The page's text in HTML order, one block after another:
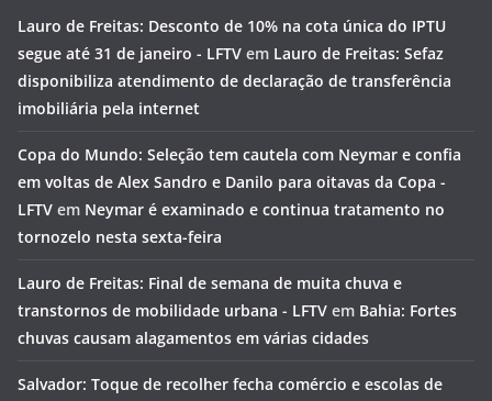
Lauro de Freitas: Desconto de 10% na cota única do IPTU
segue até 31 de janeiro - LFTV em Lauro de Freitas: Sefaz
disponibiliza atendimento de declaração de transferência
imobiliária pela internet
Copa do Mundo: Seleção tem cautela com Neymar e confia
em voltas de Alex Sandro e Danilo para oitavas da Copa -
LFTV em Neymar é examinado e continua tratamento no
tornozelo nesta sexta-feira
Lauro de Freitas: Final de semana de muita chuva e
transtornos de mobilidade urbana - LFTV em Bahia: Fortes
chuvas causam alagamentos em várias cidades
Salvador: Toque de recolher fecha comércio e escolas de